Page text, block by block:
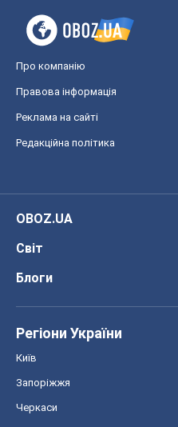
Про компанію
Правова інформація
Реклама на сайті
Редакційна політика
OBOZ.UA
Світ
Блоги
Регіони України
Київ
Запоріжжя
Черкаси